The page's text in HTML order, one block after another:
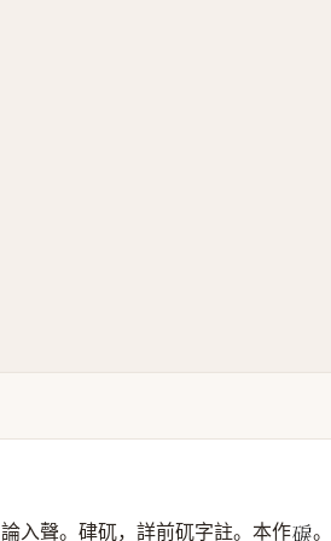
論入聲。硉矹，詳前矹字註。本作 。